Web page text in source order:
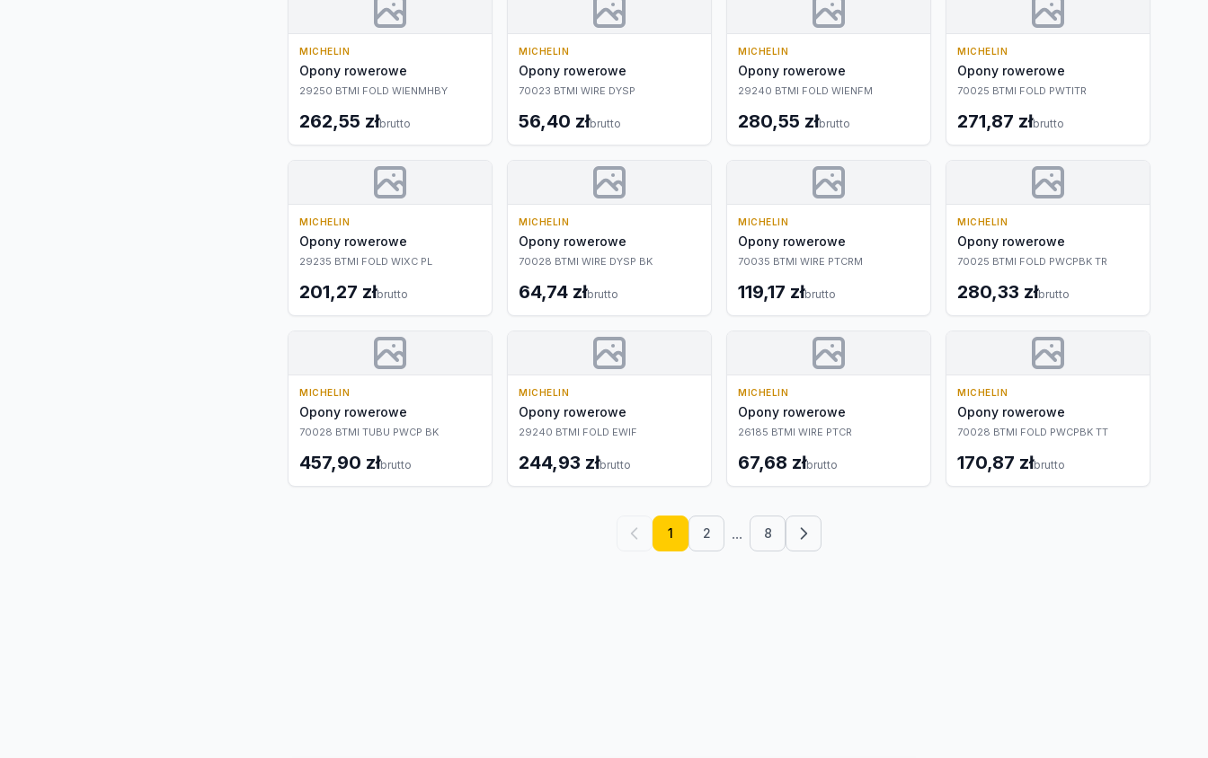
MICHELIN
Opony rowerowe
29250 BTMI FOLD WIENMHBY
262,55 złbrutto
MICHELIN
Opony rowerowe
70023 BTMI WIRE DYSP
56,40 złbrutto
MICHELIN
Opony rowerowe
29240 BTMI FOLD WIENFM
280,55 złbrutto
MICHELIN
Opony rowerowe
70025 BTMI FOLD PWTITR
271,87 złbrutto
MICHELIN
Opony rowerowe
29235 BTMI FOLD WIXC PL
201,27 złbrutto
MICHELIN
Opony rowerowe
70028 BTMI WIRE DYSP BK
64,74 złbrutto
MICHELIN
Opony rowerowe
70035 BTMI WIRE PTCRM
119,17 złbrutto
MICHELIN
Opony rowerowe
70025 BTMI FOLD PWCPBK TR
280,33 złbrutto
MICHELIN
Opony rowerowe
70028 BTMI TUBU PWCP BK
457,90 złbrutto
MICHELIN
Opony rowerowe
29240 BTMI FOLD EWIF
244,93 złbrutto
MICHELIN
Opony rowerowe
26185 BTMI WIRE PTCR
67,68 złbrutto
MICHELIN
Opony rowerowe
70028 BTMI FOLD PWCPBK TT
170,87 złbrutto
1 2 ... 8